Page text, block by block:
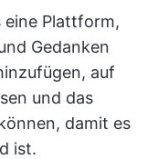
eine Plattform,
Gedanken
auf
und das
damit es
ist.